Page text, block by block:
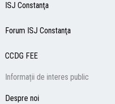
ISJ Constanţa
Forum ISJ Constanţa
CCDG FEE
Informații de interes public
Despre noi